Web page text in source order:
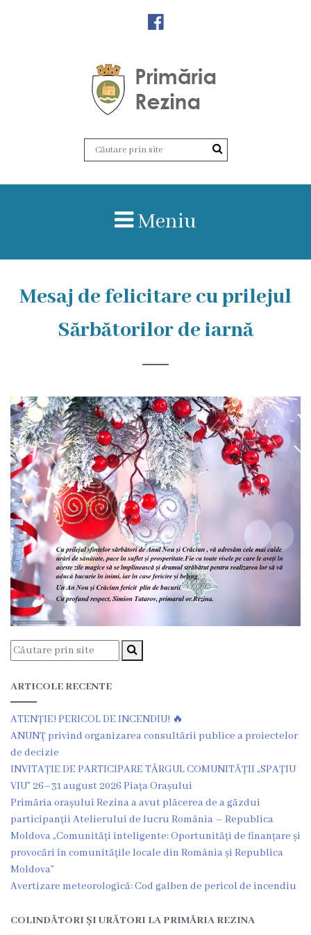
Amalgamare
în
Rezina
de
audiență
Primarul
Aparatul
primăriei
Competențele
primarului
Dispozițiile
primarului
Plăți
salariale
încasate
Întreprinderi
subordonate
Grădinița
nr.1
,,Leagănul
copilăriei”
Meniu
Mesaj de felicitare cu prilejul
Sărbătorilor de iarnă
ARTICOLE RECENTE
ATENȚIE! PERICOL DE INCENDIU! 🔥
ANUNŢ privind organizarea consultării publice a proiectelor
de decizie
INVITAȚIE DE PARTICIPARE TÂRGUL COMUNITĂȚII „SPAȚIU
VIU” 26–31 august 2026 Piața Orașului
Primăria orașului Rezina a avut plăcerea de a găzdui
participanții Atelierului de lucru România – Republica
Moldova „Comunități inteligente: Oportunități de finanțare și
provocări în comunitățile locale din România și Republica
Moldova”
Avertizare meteorologică: Cod galben de pericol de incendiu
COLINDĂTORI ȘI URĂTORI LA PRIMĂRIA REZINA